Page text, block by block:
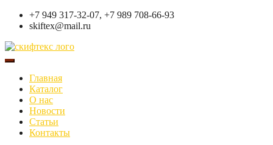
+7 949 317-32-07, +7 989 708-66-93
skiftex@mail.ru
Главная
Каталог
О нас
Новости
Статьи
Контакты